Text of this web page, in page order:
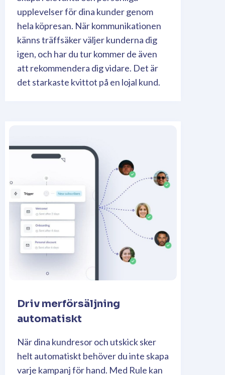
upplevelser för dina kunder genom
hela köpresan. När kommunikationen
känns träffsäker väljer kunderna dig
igen, och har du tur kommer de även
att rekommendera dig vidare. Det är
det starkaste kvittot på en lojal kund.
Driv merförsäljning
automatiskt
När dina kundresor och utskick sker
helt automatiskt behöver du inte skapa
varje kampanj för hand. Med Rule kan